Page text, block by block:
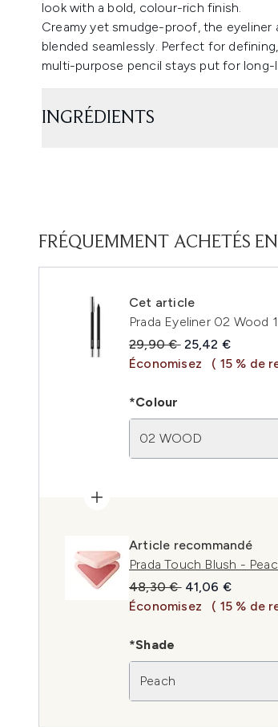
look with a bold, colour-rich finish.
Creamy yet smudge-proof, the eyeliner
blended seamlessly. Perfect for
multi-purpose pencil stays put for long-
INGRÉDIENTS
FRÉQUEMMENT ACHETÉS
Cet article
Prada Eyeliner 02 Wood
Prix de vente :
29,90 € Prix ​​actuel :
25,42 €
Économisez
( 15 % de
*Colour
02 WOOD
Article recommandé
Prada Touch Blush -
Prix de vente :
48,30 € Prix ​​actuel :
41,06 €
Économisez
( 15 % de
*Shade
Peach